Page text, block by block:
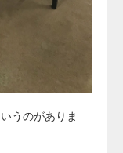
うのがありま